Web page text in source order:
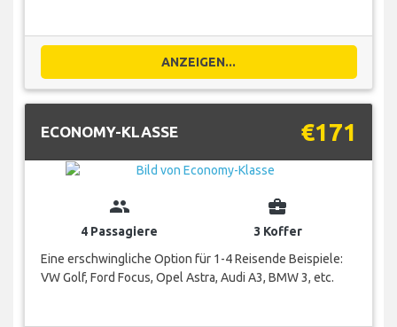
ANZEIGEN...
ECONOMY-KLASSE €171
group
4 Passagiere
business_center
3 Koffer
Eine erschwingliche Option für 1-4 Reisende Beispiele:
VW Golf, Ford Focus, Opel Astra, Audi A3, BMW 3, etc.